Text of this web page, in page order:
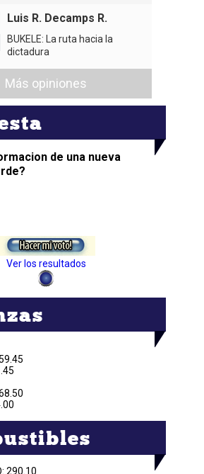
Luis R. Decamps R.
BUKELE: La ruta hacia la
dictadura
Más opiniones
de una nueva
Ver los resultados
290.10